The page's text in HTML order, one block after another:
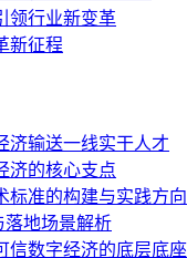
领行业新变革
新征程
济输送一线实干人才
济的核心支点
标准的构建与实践方向
落地场景解析
信数字经济的底层底座